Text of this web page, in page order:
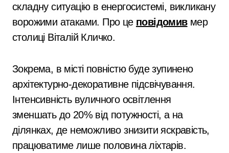
складну ситуацію в енергосистемі, викликану
ворожими атаками. Про це повідомивмер
столиці Віталій Кличко.
Зокрема, в місті повністю буде зупинено
архітектурно-декоративне підсвічування.
Інтенсивність вуличного освітлення
зменшать до 20% від потужності, а на
ділянках, де неможливо знизити яскравість,
працюватиме лише половина ліхтарів.